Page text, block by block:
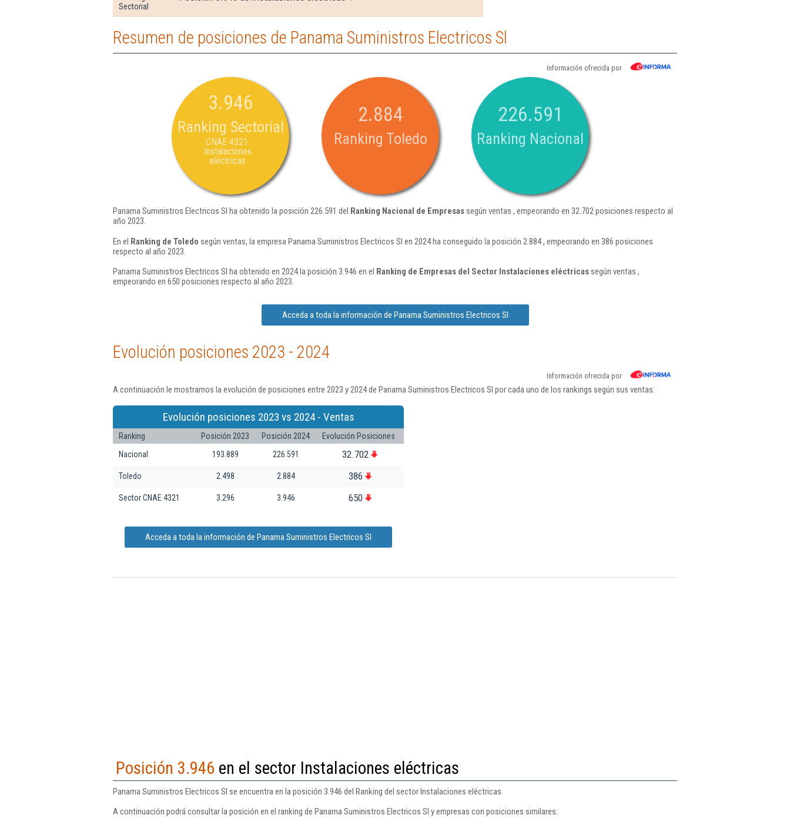
Sectorial
Resumen de posiciones de Panama Suministros Electricos Sl
Información ofrecida por
3.946
Ranking Sectorial
CNAE 4321:
Instalaciones
eléctricas
2.884
Ranking Toledo
226.591
Ranking Nacional
Panama Suministros Electricos Sl ha obtenido la posición 226.591 del Ranking Nacional de Empresassegún ventas , empeorando en 32.702 posiciones respecto al
año 2023.
En el Ranking de Toledo según ventas, la empresa Panama Suministros Electricos Sl en 2024 ha conseguido la posición 2.884 , empeorando en 386 posiciones
respecto al año 2023.
Panama Suministros Electricos Sl ha obtenido en 2024 la posición 3.946 en el Ranking de Empresas del Sector Instalaciones eléctricassegún ventas ,
empeorando en 650 posiciones respecto al año 2023.
Acceda a toda la información de Panama Suministros Electricos Sl
Evolución posiciones 2023 - 2024
Información ofrecida por
A continuación le mostramos la evolución de posiciones entre 2023 y 2024 de Panama Suministros Electricos Sl por cada uno de los rankings según sus ventas:
Evolución posiciones 2023 vs 2024 - Ventas
Ranking Posición 2023 Posición 2024
Evolución Posiciones
Nacional
193.889 226.591 32.702
Toledo 2.498 2.884 386
Sector CNAE 4321 3.296 3.946 650
Acceda a toda la información de Panama Suministros Electricos Sl
Posición 3.946 en el sector Instalaciones eléctricas
Panama Suministros Electricos Sl se encuentra en la posición 3.946 del Ranking del sector Instalaciones eléctricas.
A continuación podrá consultar la posición en el ranking de Panama Suministros Electricos Sl y empresas con posiciones similares: